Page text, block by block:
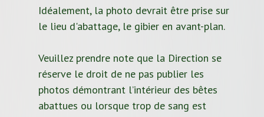
Idéalement, la photo devrait être prise sur
le lieu d'abattage, le gibier en avant-plan.
Veuillez prendre note que la Direction se
réserve le droit de ne pas publier les
photos démontrant l’intérieur des bêtes
abattues ou lorsque trop de sang est